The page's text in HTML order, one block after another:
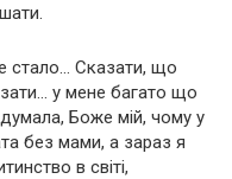
стало… Сказати, що
у мене багато що
думала, Боже мій, чому у
без мами, а зараз я
в світі,